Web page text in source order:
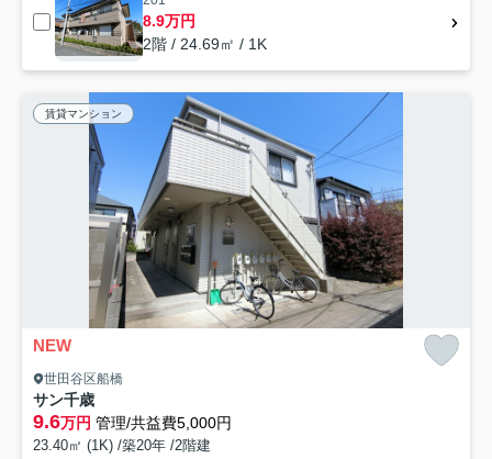
8.9万円
2階 / 24.69㎡ / 1K
賃貸マンション
NEW
世田谷区船橋
サン千歳
9.6万円 管理/共益費5,000円
23.40㎡ (1K) /築20年 /2階建